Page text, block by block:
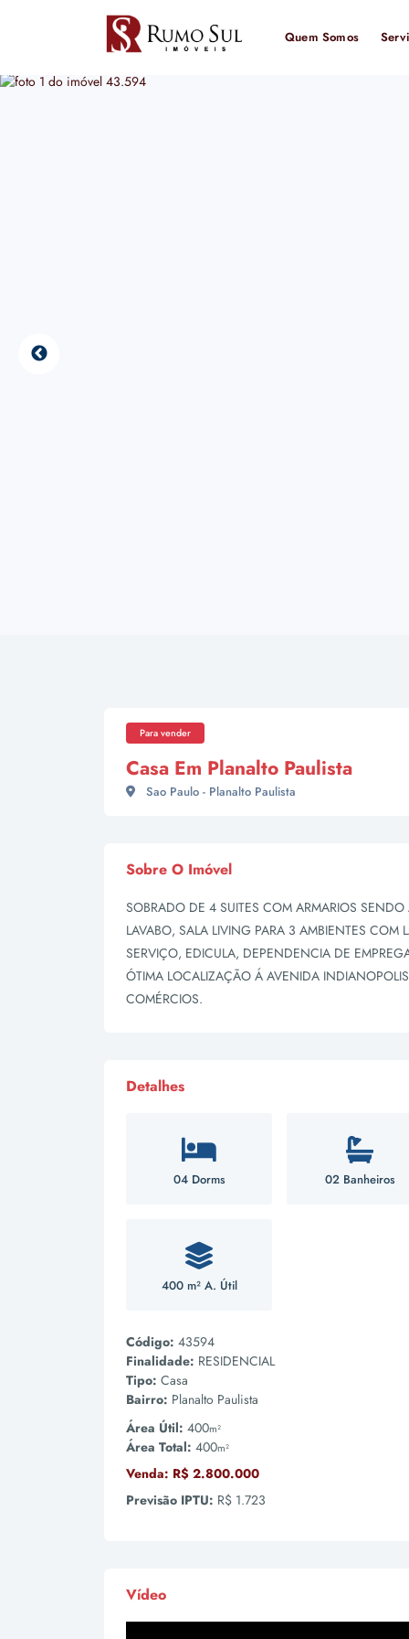
Quem Somos
Para vender
Casa Em Planalto Paulista
Sao Paulo - Planalto Paulista
Sobre O Imóvel
SOBRADO DE 4 SUITES COM ARMARIOS
LAVABO, SALA LIVING PARA 3 AMBIENTES
SERVIÇO, EDICULA, DEPENDENCIA DE
ÓTIMA LOCALIZAÇÃO Á AVENIDA
COMÉRCIOS.
Detalhes
04 Dorms 02 Banheiros
400 m² A. Útil
Código: 43594
Finalidade: RESIDENCIAL
Tipo: Casa
Bairro: Planalto Paulista
Área Útil: 400m²
Área Total: 400m²
Venda: R$ 2.800.000
Previsão IPTU: R$ 1.723
Vídeo